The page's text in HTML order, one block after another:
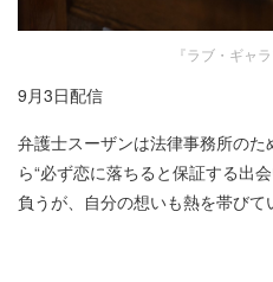
『ラブ・ギャ
9月3日配信
弁護士スーザンは法律事務所の
ら“必ず恋に落ちると保証する出
負うが、自分の想いも熱を帯びて